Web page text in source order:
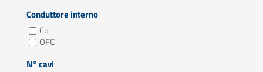
Conduttore interno
Cu
OFC
N° cavi